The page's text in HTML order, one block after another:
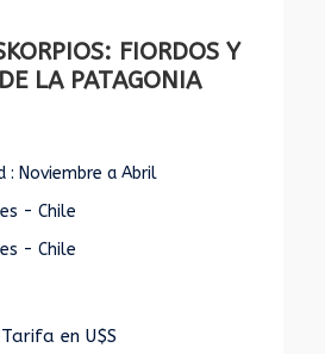
FIORDOS Y
LA PATAGONIA
: Noviembre a Abril
- Chile
- Chile
Tarifa en U$S